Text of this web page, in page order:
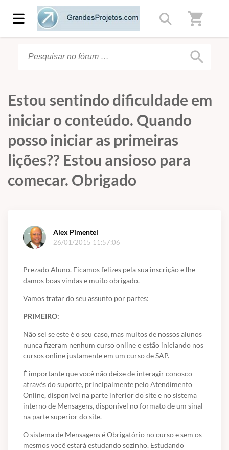
shopping_cart
search
Estou sentindo dificuldade em
iniciar o conteúdo. Quando
posso iniciar as primeiras
lições?? Estou ansioso para
comecar. Obrigado
Alex Pimentel
26/01/2015 11:57:06
Prezado Aluno. Ficamos felizes pela sua inscrição e lhe
damos boas vindas e muito obrigado.
Vamos tratar do seu assunto por partes:
PRIMEIRO:
Não sei se este é o seu caso, mas muitos de nossos alunos
nunca fizeram nenhum curso online e estão iniciando nos
cursos online justamente em um curso de SAP.
É importante que você não deixe de interagir conosco
através do suporte, principalmente pelo Atendimento
Online, disponível na parte inferior do site e no sistema
interno de Mensagens, disponível no formato de um sinal
na parte superior do site.
O sistema de Mensagens é Obrigatório no curso e sem os
mesmos você estará estudando sozinho. Estudando